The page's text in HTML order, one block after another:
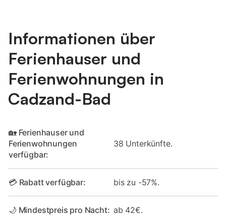
Informationen über
Ferienhauser und
Ferienwohnungen in
Cadzand-Bad
🏡 Ferienhauser und
Ferienwohnungen
verfügbar:
38 Unterkünfte.
💳 Rabatt verfügbar: bis zu -57%.
🌙 Mindestpreis pro Nacht: ab 42€.